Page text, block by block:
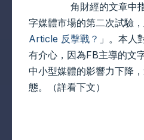
角財經的文章中
字媒體市場的第二次試驗
Article 反擊戰？ 」。本人
有介心，因為FB主導的文
中小型媒體的影響力下降
態。（詳看下文）